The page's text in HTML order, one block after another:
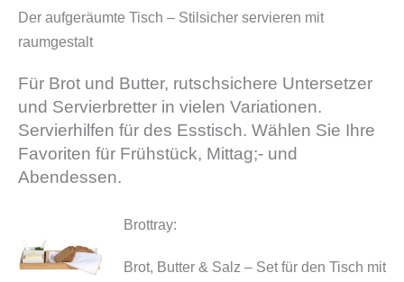
Der aufgeräumte Tisch – Stilsicher servieren mit
raumgestalt
Für Brot und Butter, rutschsichere Untersetzer
und Servierbretter in vielen Variationen.
Servierhilfen für des Esstisch. Wählen Sie Ihre
Favoriten für Frühstück, Mittag;- und
Abendessen.
Brottray:
Brot, Butter & Salz – Set für den Tisch mit